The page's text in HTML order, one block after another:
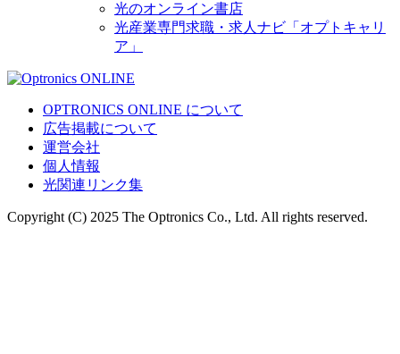
光のオンライン書店
光産業専門求職・求人ナビ「オプトキャリ
ア」
OPTRONICS ONLINE について
広告掲載について
運営会社
個人情報
光関連リンク集
Copyright (C) 2025 The Optronics Co., Ltd. All rights reserved.